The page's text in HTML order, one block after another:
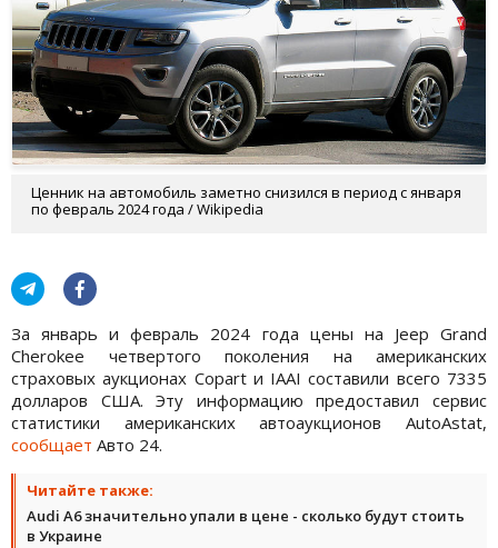
Ценник на автомобиль заметно снизился в период с января
по февраль 2024 года / Wikipedia
За январь и февраль 2024 года цены на Jeep Grand
Cherokee четвертого поколения на американских
страховых аукционах Copart и IAAI составили всего 7335
долларов США. Эту информацию предоставил сервис
статистики американских автоаукционов AutoAstat,
сообщает Авто 24.
Читайте также:
Audi A6 значительно упали в цене - сколько будут стоить
в Украине